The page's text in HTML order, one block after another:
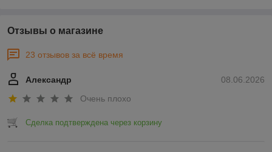
Отзывы о магазине
23 отзывов за всё время
08.06.2026
Александр
Очень плохо
Сделка подтверждена через корзину